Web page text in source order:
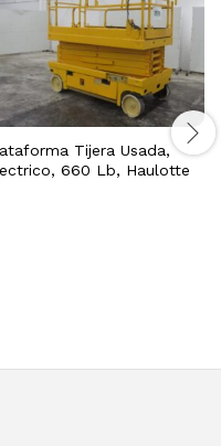
Tijera Usada,
660 Lb, Haulotte